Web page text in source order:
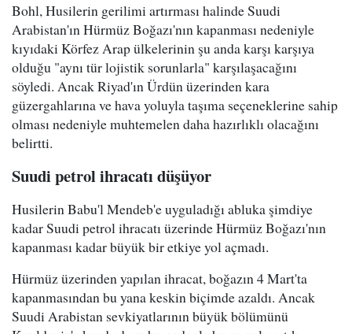
Bohl, Husilerin gerilimi artırması halinde Suudi
Arabistan'ın Hürmüz Boğazı'nın kapanması nedeniyle
kıyıdaki Körfez Arap ülkelerinin şu anda karşı karşıya
olduğu "aynı tür lojistik sorunlarla" karşılaşacağını
söyledi. Ancak Riyad'ın Ürdün üzerinden kara
güzergahlarına ve hava yoluyla taşıma seçeneklerine sahip
olması nedeniyle muhtemelen daha hazırlıklı olacağını
belirtti.
Suudi petrol ihracatı düşüyor
Husilerin Babu'l Mendeb'e uyguladığı abluka şimdiye
kadar Suudi petrol ihracatı üzerinde Hürmüz Boğazı'nın
kapanması kadar büyük bir etkiye yol açmadı.
Hürmüz üzerinden yapılan ihracat, boğazın 4 Mart'ta
kapanmasından bu yana keskin biçimde azaldı. Ancak
Suudi Arabistan sevkiyatlarının büyük bölümünü